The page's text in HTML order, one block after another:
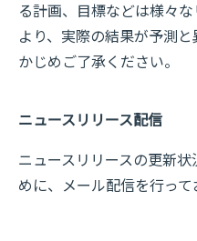
る計画、目標などは様々
より、実際の結果が予測
かじめご了承ください。
ニュースリリース配信
ニュースリリースの更新
めに、メール配信を行って